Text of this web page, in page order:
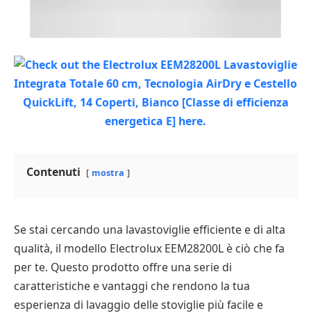
Contenuti mostra
Se stai cercando una lavastoviglie efficiente e di alta
qualità, il modello Electrolux EEM28200L è ciò che fa
per te. Questo prodotto offre una serie di
caratteristiche e vantaggi che rendono la tua
esperienza di lavaggio delle stoviglie più facile e